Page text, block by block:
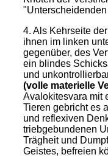
4. Als Kehrseite
ihnen im linken
gegenüber, des
ein blindes
und
(volle materielle
Avalokitesvara mit
Tieren gebricht es
und reflexiven
triebgebundenen
Trägheit und
Geistes, befreien